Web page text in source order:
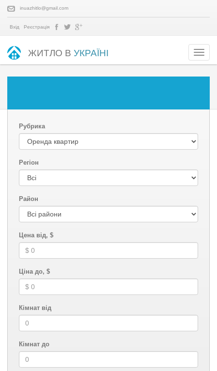
inuazhitlo@gmail.com
Вхід Реєстрація
ЖИТЛО В УКРАЇНІ
Рубрика
Регіон
Район
Цена від, $
Ціна до, $
Кімнат від
Кімнат до